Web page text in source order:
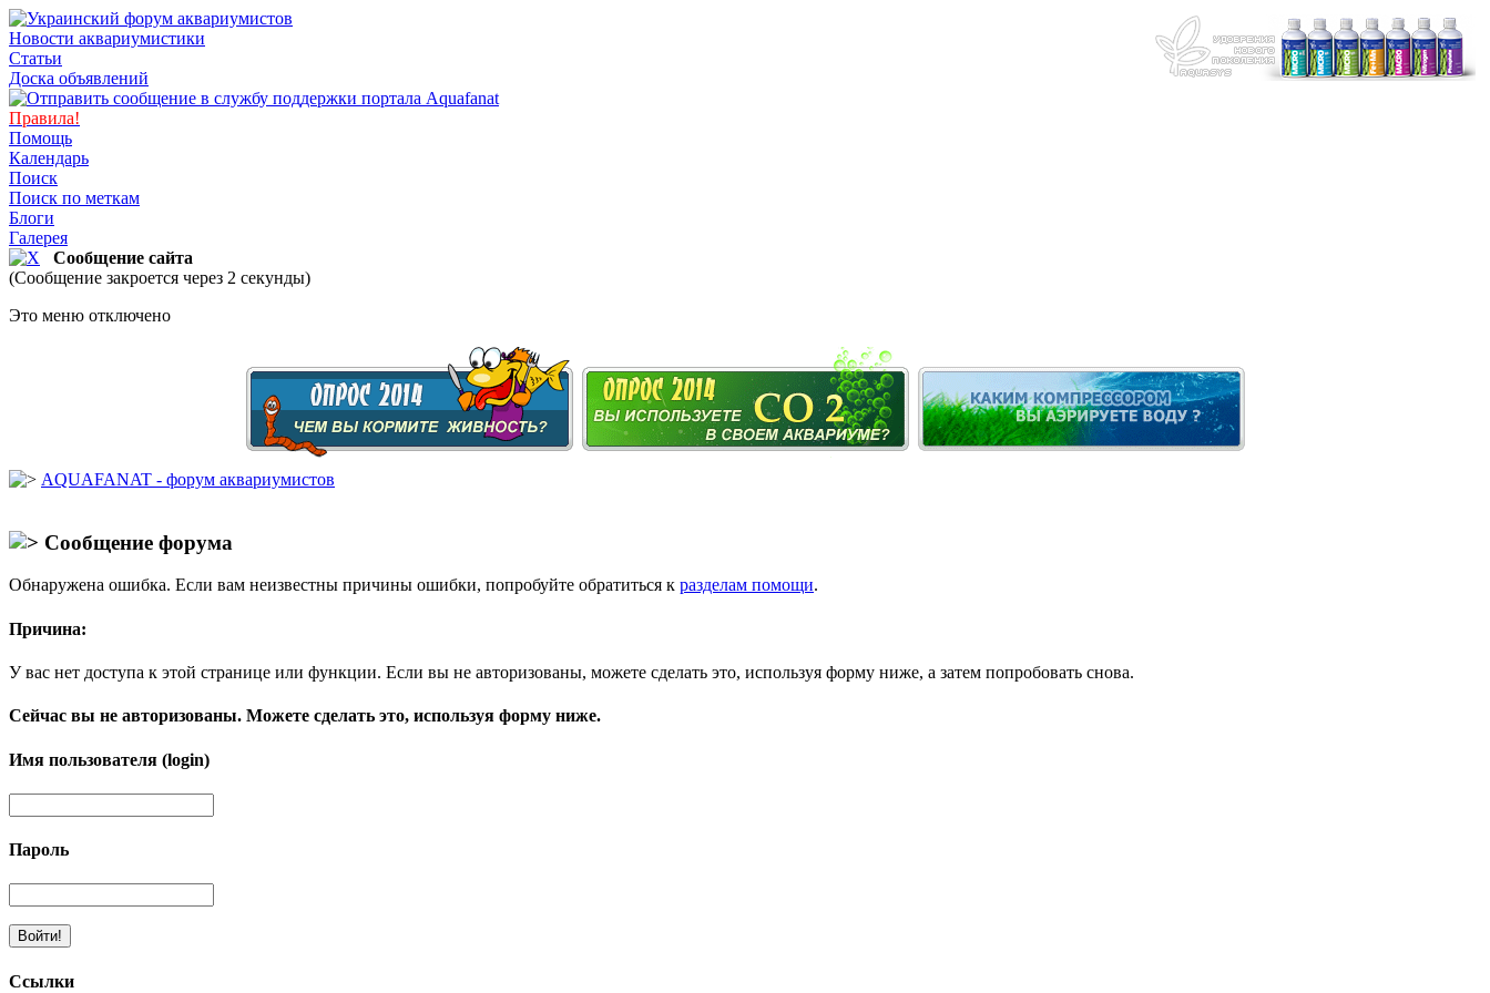
Новости аквариумистики
Статьи
Доска объявлений
Правила!
Помощь
Календарь
Поиск
Поиск по меткам
Блоги
Галерея
Сообщение сайта
(Сообщение закроется через 2 секунды)
Это меню отключено
AQUAFANAT - форум аквариумистов
Сообщение форума
Обнаружена ошибка. Если вам неизвестны причины ошибки, попробуйте обратиться к разделам помощи.
Причина:
У вас нет доступа к этой странице или функции. Если вы не авторизованы, можете сделать это, используя форму ниже, а затем попробовать снова.
Сейчас вы не авторизованы. Можете сделать это, используя форму ниже.
Имя пользователя (login)
Пароль
Ссылки